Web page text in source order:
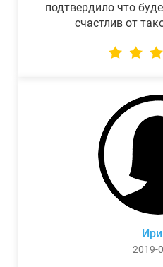
подтвердило что
счастлив от
2019-